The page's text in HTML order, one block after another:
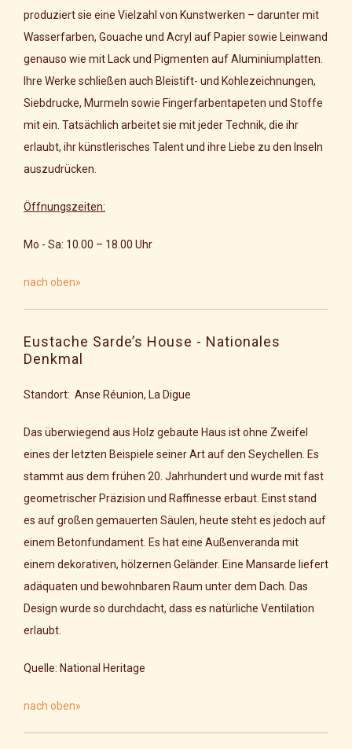
produziert sie eine Vielzahl von Kunstwerken – darunter mit
Wasserfarben, Gouache und Acryl auf Papier sowie Leinwand
genauso wie mit Lack und Pigmenten auf Aluminiumplatten.
Ihre Werke schließen auch Bleistift- und Kohlezeichnungen,
Siebdrucke, Murmeln sowie Fingerfarbentapeten und Stoffe
mit ein. Tatsächlich arbeitet sie mit jeder Technik, die ihr
erlaubt, ihr künstlerisches Talent und ihre Liebe zu den Inseln
auszudrücken.
Öffnungszeiten:
Mo - Sa: 10.00 – 18.00 Uhr
nach oben»
Eustache Sarde’s House - Nationales
Denkmal
Standort: Anse Réunion, La Digue
Das überwiegend aus Holz gebaute Haus ist ohne Zweifel
eines der letzten Beispiele seiner Art auf den Seychellen. Es
stammt aus dem frühen 20. Jahrhundert und wurde mit fast
geometrischer Präzision und Raffinesse erbaut. Einst stand
es auf großen gemauerten Säulen, heute steht es jedoch auf
einem Betonfundament. Es hat eine Außenveranda mit
einem dekorativen, hölzernen Geländer. Eine Mansarde liefert
adäquaten und bewohnbaren Raum unter dem Dach. Das
Design wurde so durchdacht, dass es natürliche Ventilation
erlaubt.
Quelle: National Heritage
nach oben»